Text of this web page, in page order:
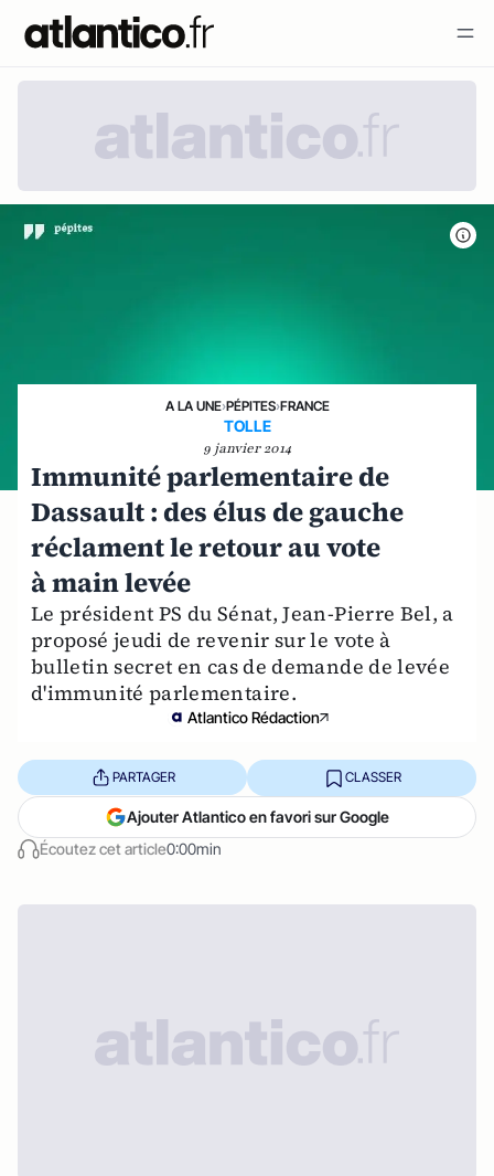
A LA UNE›PÉPITES›FRANCE
TOLLE
9 janvier 2014
Immunité parlementaire de
Dassault : des élus de gauche
réclament le retour au vote
à main levée
Le président PS du Sénat, Jean-Pierre Bel, a
proposé jeudi de revenir sur le vote à
bulletin secret en cas de demande de levée
d'immunité parlementaire.
Atlantico Rédaction
Écoutez cet article0:00min
PARTAGER CLASSER
Ajouter Atlantico en favori sur Google